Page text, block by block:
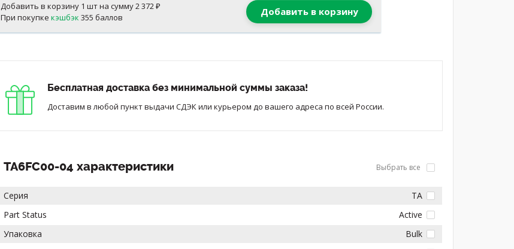
Добавить в корзину 1 шт на сумму2 372 ₽
При покупкекэшбэк 355 баллов Добавить в корзину
Бесплатная доставка без минимальной суммы заказа!
Доставим в любой пункт выдачи СДЭК или курьером до вашего адреса по всей России.
TA6FC00-04 характеристики Выбрать все
Серия
TA
Part Status
Active
Упаковка
Bulk